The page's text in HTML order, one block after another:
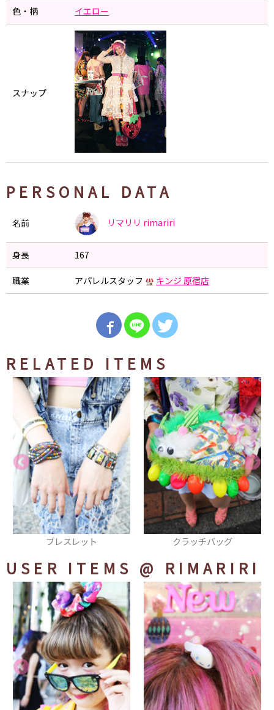
色・柄 イエロー
スナップ
PERSONAL DATA
名前 リマリリ rimariri
身長 167
職業 アパレルスタッフ キンジ 原宿店
RELATED ITEMS
クラッチバッグ ソックス
USER ITEMS @ RIMARIRI